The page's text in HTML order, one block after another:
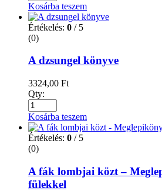
Kosárba teszem
Értékelés: 0 / 5
(0)
A dzsungel könyve
3324,00 Ft
Qty:
Kosárba teszem
Értékelés: 0 / 5
(0)
A fák lombjai közt –
fülekkel